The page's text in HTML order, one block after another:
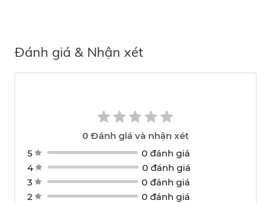
Đánh giá & Nhận xét
0 Đánh giá và nhận xét
5
0 đánh giá
4
0 đánh giá
3
0 đánh giá
2
0 đánh giá